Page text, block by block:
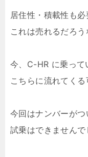
居住性・積載性も
これは売れるだろう
今、C-HR に乗って
こちらに流れてくる
今回はナンバーが
試乗はできませんで